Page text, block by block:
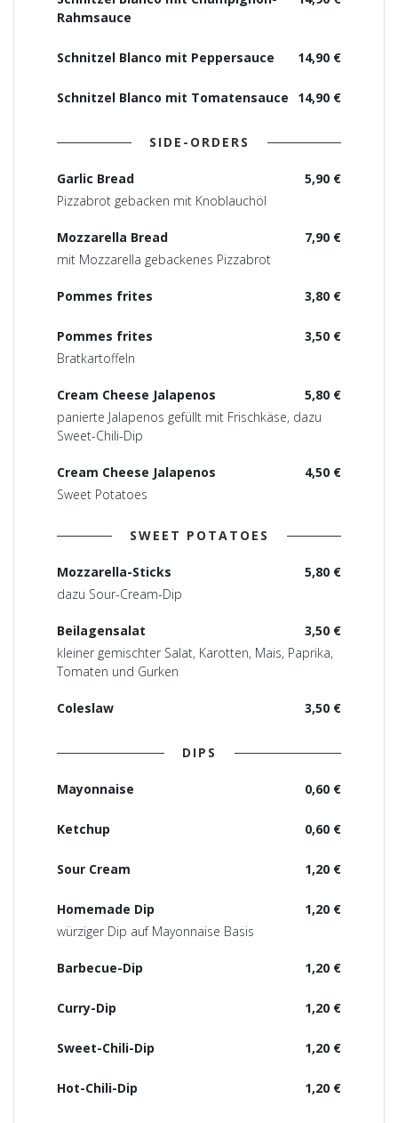
Rahmsauce
14,90 €
Schnitzel Blanco mit Peppersauce
14,90 €
Schnitzel Blanco mit Tomatensauce
SIDE-ORDERS
5,90 €
Garlic Bread
Pizzabrot gebacken mit Knoblauchöl
7,90 €
Mozzarella Bread
mit Mozzarella gebackenes Pizzabrot
3,80 €
Pommes frites
3,50 €
Pommes frites
Bratkartoffeln
5,80 €
Cream Cheese Jalapenos
panierte Jalapenos gefüllt mit Frischkäse, dazu
Sweet-Chili-Dip
4,50 €
Cream Cheese Jalapenos
Sweet Potatoes
SWEET POTATOES
5,80 €
Mozzarella-Sticks
dazu Sour-Cream-Dip
3,50 €
Beilagensalat
kleiner gemischter Salat, Karotten, Mais, Paprika,
Tomaten und Gurken
3,50 €
Coleslaw
DIPS
0,60 €
Mayonnaise
0,60 €
Ketchup
1,20 €
Sour Cream
1,20 €
Homemade Dip
würziger Dip auf Mayonnaise Basis
1,20 €
Barbecue-Dip
1,20 €
Curry-Dip
1,20 €
Sweet-Chili-Dip
1,20 €
Hot-Chili-Dip